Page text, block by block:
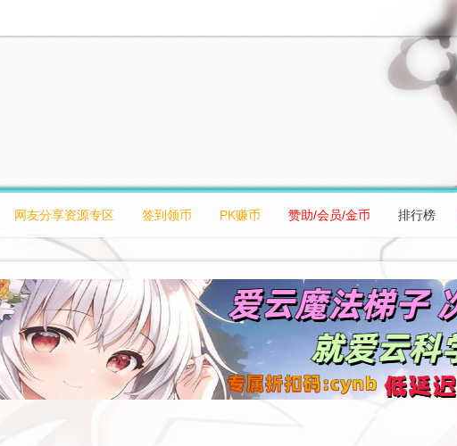
网友分享资源专区 签到领币 PK赚币 赞助/会员/金币 排行榜